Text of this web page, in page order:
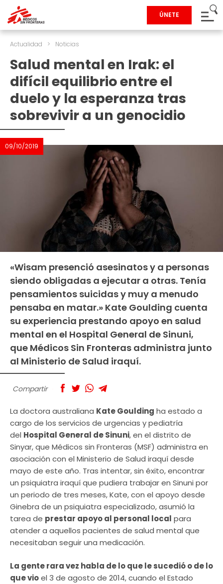
ÚNETE
Actualidad > Noticias
Salud mental en Irak: el
difícil equilibrio entre el
duelo y la esperanza tras
sobrevivir a un genocidio
09/10/2019
«Wisam presenció asesinatos y a personas
siendo obligadas a ejecutar a otras. Tenía
pensamientos suicidas y muy a menudo
pensaba en matar.» Kate Goulding cuenta
su experiencia prestando apoyo en salud
mental en el Hospital General de Sinuni,
que Médicos Sin Fronteras administra junto
al Ministerio de Salud iraquí.
Compartir
La doctora australiana Kate Goulding ha estado a
cargo de los servicios de urgencias y pediatría
del Hospital General de Sinuni, en el distrito de
Sinyar, que Médicos sin Fronteras (MSF) administra en
asociación con el Ministerio de Salud iraquí desde
mayo de este año. Tras intentar, sin éxito, encontrar
un psiquiatra iraquí que pudiera trabajar en Sinuni por
un periodo de tres meses, Kate, con el apoyo desde
Ginebra de un psiquiatra especializado, asumió la
tarea de prestar apoyo al personal local para
atender a aquellos pacientes de salud mental que
necesitaban seguir una medicación.
La gente rara vez habla de lo que le sucedió o de lo
que vioel 3 de agosto de 2014, cuando el Estado